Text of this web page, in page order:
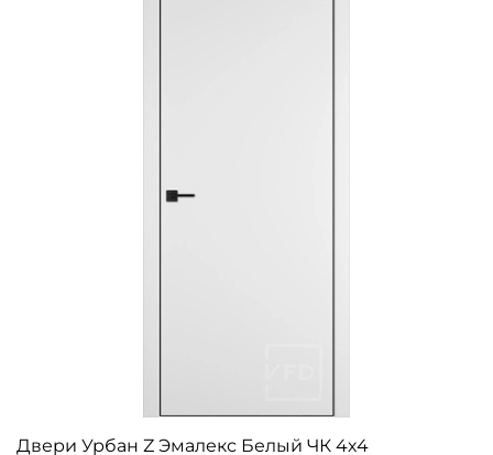
Двери Урбан Z Эмалекс Белый ЧК 4х4